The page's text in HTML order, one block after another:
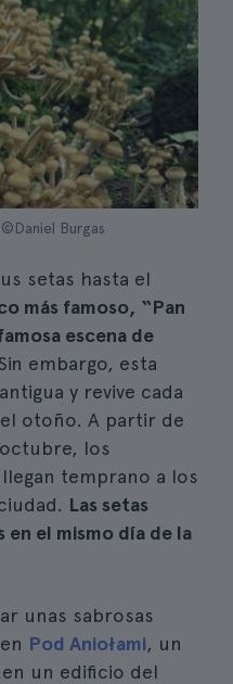
Burgas
setas hasta el
más famoso, “Pan
escena de
embargo, esta
y revive cada
otoño. A partir de
los
temprano a los
Las setas
en el mismo día de la
unas sabrosas
Pod Aniołami, un
un edificio del